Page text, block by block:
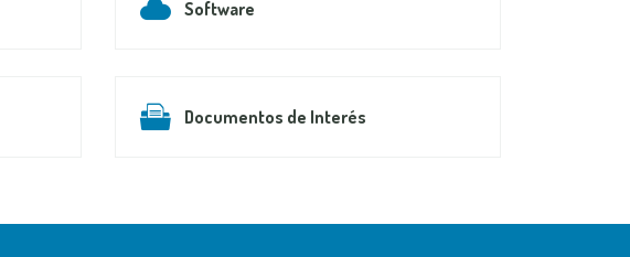
Software
Documentos de Interés